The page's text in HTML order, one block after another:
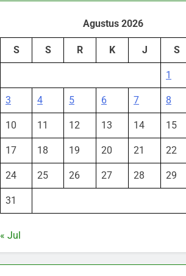
Agustus 2026
S S R K J S
1
3 4 5 6 7 8
10 11 12 13 14 15
17 18 19 20 21 22
24 25 26 27 28 29
31
« Jul